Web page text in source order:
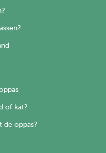
of kat?
de oppas?